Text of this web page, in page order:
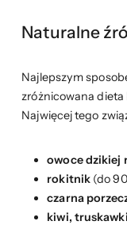
Naturalne
Najlepszym
zróżnicowana dieta
Najwięcej tego
owoce dzikiej
rokitnik(do
czarna
kiwi,